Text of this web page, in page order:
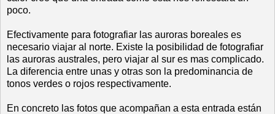
poco.
Efectivamente para fotografiar las auroras boreales es
necesario viajar al norte. Existe la posibilidad de fotografiar
las auroras australes, pero viajar al sur es mas complicado.
La diferencia entre unas y otras son la predominancia de
tonos verdes o rojos respectivamente.
En concreto las fotos que acompañan a esta entrada están